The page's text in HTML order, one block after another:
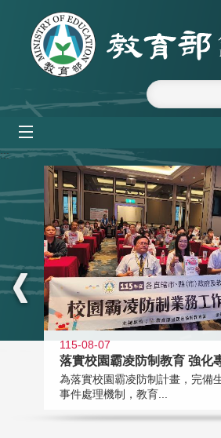
跳到主要內容區塊
:::
115-08-07
落實校園霸凌防制教育 強化
為落實校園霸凌防制計畫，完備
事件處理機制，教育...